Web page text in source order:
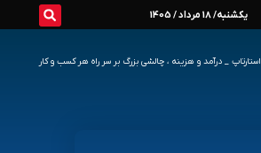
یکشنبه/ 18 مرداد / 1405
استارتاپ _ درآمد و هزینه ، چالشی بزرگ بر سر راه هر کسب و کار